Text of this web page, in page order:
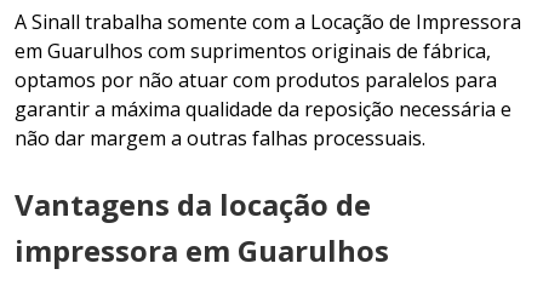
A Sinall trabalha somente com a Locação de Impressora
em Guarulhos com suprimentos originais de fábrica,
optamos por não atuar com produtos paralelos para
garantir a máxima qualidade da reposição necessária e
não dar margem a outras falhas processuais.
Vantagens da locação de
impressora em Guarulhos